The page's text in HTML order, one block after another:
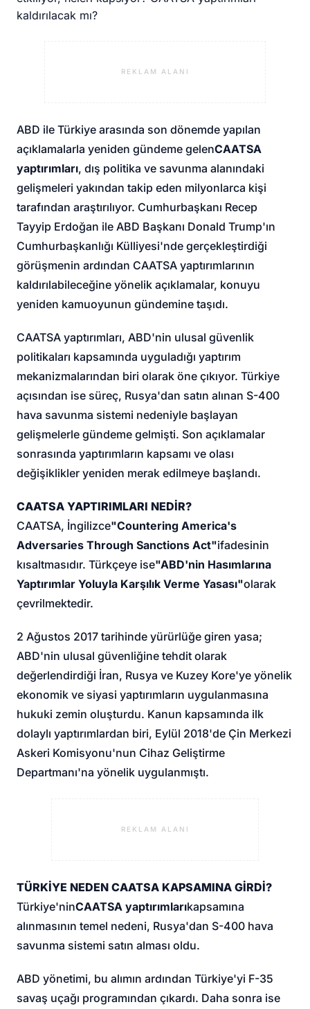
REKLAM ALANI
ABD ile Türkiye arasında son dönemde yapılan
açıklamalarla yeniden gündeme gelenCAATSA
yaptırımları, dış politika ve savunma alanındaki
gelişmeleri yakından takip eden milyonlarca kişi
tarafından araştırılıyor. Cumhurbaşkanı Recep
Tayyip Erdoğan ile ABD Başkanı Donald Trump'ın
Cumhurbaşkanlığı Külliyesi'nde gerçekleştirdiği
görüşmenin ardından CAATSA yaptırımlarının
kaldırılabileceğine yönelik açıklamalar, konuyu
yeniden kamuoyunun gündemine taşıdı.
CAATSA yaptırımları, ABD'nin ulusal güvenlik
politikaları kapsamında uyguladığı yaptırım
mekanizmalarından biri olarak öne çıkıyor. Türkiye
açısından ise süreç, Rusya'dan satın alınan S-400
hava savunma sistemi nedeniyle başlayan
gelişmelerle gündeme gelmişti. Son açıklamalar
sonrasında yaptırımların kapsamı ve olası
değişiklikler yeniden merak edilmeye başlandı.
CAATSA YAPTIRIMLARI NEDİR?
CAATSA, İngilizce"Countering America's
Adversaries Through Sanctions Act"ifadesinin
kısaltmasıdır. Türkçeye ise"ABD'nin Hasımlarına
Yaptırımlar Yoluyla Karşılık Verme Yasası"olarak
çevrilmektedir.
2 Ağustos 2017 tarihinde yürürlüğe giren yasa;
ABD'nin ulusal güvenliğine tehdit olarak
değerlendirdiği İran, Rusya ve Kuzey Kore'ye yönelik
ekonomik ve siyasi yaptırımların uygulanmasına
hukuki zemin oluşturdu. Kanun kapsamında ilk
dolaylı yaptırımlardan biri, Eylül 2018'de Çin Merkezi
Askeri Komisyonu'nun Cihaz Geliştirme
Departmanı'na yönelik uygulanmıştı.
REKLAM ALANI
TÜRKİYE NEDEN CAATSA KAPSAMINA GİRDİ?
Türkiye'ninCAATSA yaptırımlarıkapsamına
alınmasının temel nedeni, Rusya'dan S-400 hava
savunma sistemi satın alması oldu.
ABD yönetimi, bu alımın ardından Türkiye'yi F-35
savaş uçağı programından çıkardı. Daha sonra ise